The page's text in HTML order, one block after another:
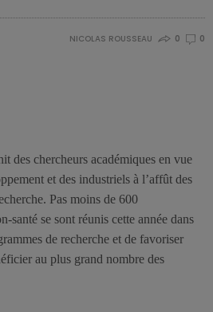
NICOLAS ROUSSEAU 0 0
des chercheurs académiques en vue
et des industriels à l’affût des
Pas moins de 600
santé se sont réunis cette année dans
de recherche et de favoriser
au plus grand nombre des